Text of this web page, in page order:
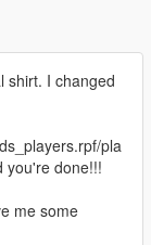
shirt. I changed
pla
you're done!!!
me some